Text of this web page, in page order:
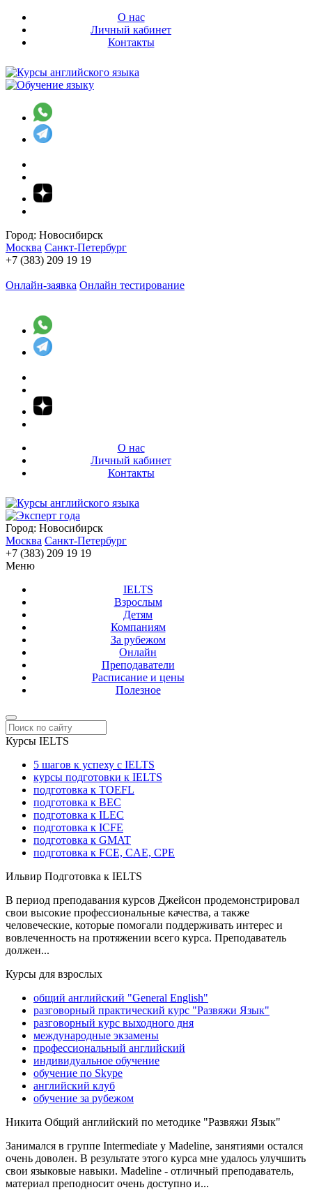
О нас
Личный кабинет
Контакты
Город: Новосибирск
Москва Санкт-Петербург
+7 (383) 209 19 19
Онлайн-заявка Онлайн тестирование
О нас
Личный кабинет
Контакты
Город: Новосибирск
Москва Санкт-Петербург
+7 (383) 209 19 19
Меню
IELTS
Взрослым
Детям
Компаниям
За рубежом
Онлайн
Преподаватели
Расписание и цены
Полезное
Курсы IELTS
5 шагов к успеху с IELTS
курсы подготовки к IELTS
подготовка к TOEFL
подготовка к BEC
подготовка к ILEC
подготовка к ICFE
подготовка к GMAT
подготовка к FCE, CAE, CPE
Ильвир Подготовка к IELTS
В период преподавания курсов Джейсон продемонстрировал
свои высокие профессиональные качества, а также
человеческие, которые помогали поддерживать интерес и
вовлеченность на протяжении всего курса. Преподаватель
должен...
Курсы для взрослых
общий английский "General English"
разговорный практический курс "Развяжи Язык"
разговорный курс выходного дня
международные экзамены
профессиональный английский
индивидуальное обучение
обучение по Skype
английский клуб
обучение за рубежом
Никита Общий английский по методике "Развяжи Язык"
Занимался в группе Intermediate у Madeline, занятиями остался
очень доволен. В результате этого курса мне удалось улучшить
свои языковые навыки. Madeline - отличный преподаватель,
материал преподносит очень доступно и...